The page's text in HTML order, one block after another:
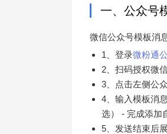
一、公众号
微信公众号模板消
1、登录微粉通
2、扫码授权微
3、点击左侧公
4、输入模板消
选） - 完成添加
5、发送结束后